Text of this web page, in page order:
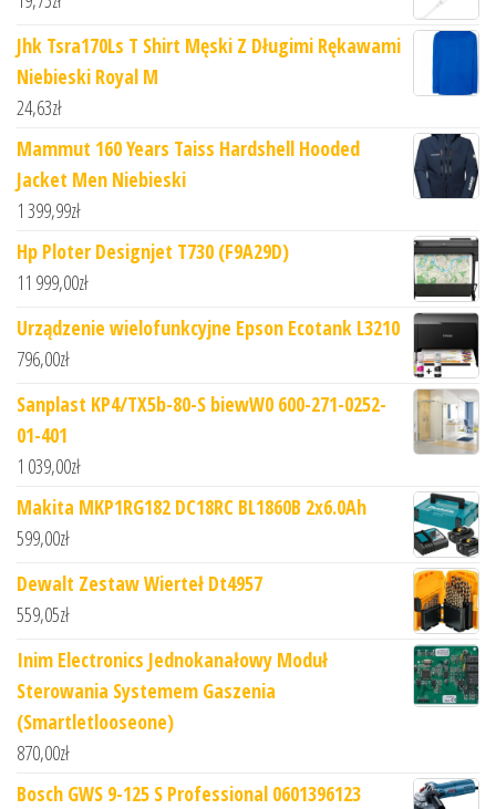
Jhk Tsra170Ls T Shirt Męski Z Długimi Rękawami
Niebieski Royal M
24,63zł
Mammut 160 Years Taiss Hardshell Hooded
Jacket Men Niebieski
1 399,99zł
Hp Ploter Designjet T730 (F9A29D)
11 999,00zł
Urządzenie wielofunkcyjne Epson Ecotank L3210
796,00zł
Sanplast KP4/TX5b-80-S biewW0 600-271-0252-
01-401
1 039,00zł
Makita MKP1RG182 DC18RC BL1860B 2x6.0Ah
599,00zł
Dewalt Zestaw Wierteł Dt4957
559,05zł
Inim Electronics Jednokanałowy Moduł
Sterowania Systemem Gaszenia
(Smartletlooseone)
870,00zł
Bosch GWS 9-125 S Professional 0601396123